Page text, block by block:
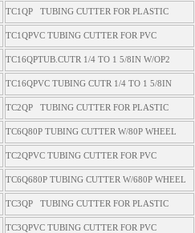
TC1QP TUBING CUTTER FOR PLASTIC
TC1QPVC TUBING CUTTER FOR PVC
TC16QPTUB.CUTR 1/4 TO 1 5/8IN W/OP2
TC16QPVC TUBING CUTR 1/4 TO 1 5/8IN
TC2QP TUBING CUTTER FOR PLASTIC
TC6Q80P TUBING CUTTER W/80P WHEEL
TC2QPVC TUBING CUTTER FOR PVC
TC6Q680P TUBING CUTTER W/680P WHEEL
TC3QP TUBING CUTTER FOR PLASTIC
TC3QPVC TUBING CUTTER FOR PVC